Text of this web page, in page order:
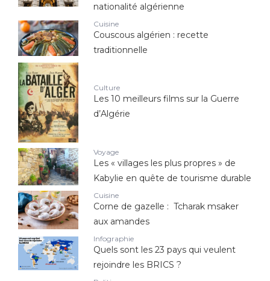
nationalité algérienne
Cuisine
Couscous algérien : recette
traditionnelle
Culture
Les 10 meilleurs films sur la Guerre
d’Algérie
Voyage
Les « villages les plus propres » de
Kabylie en quête de tourisme durable
Cuisine
Corne de gazelle : Tcharak msaker
aux amandes
Infographie
Quels sont les 23 pays qui veulent
rejoindre les BRICS ?